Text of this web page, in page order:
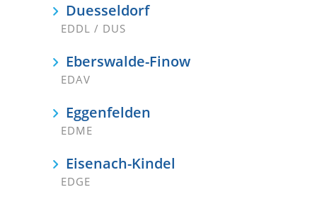
Duesseldorf
EDDL / DUS
Eberswalde-Finow
EDAV
Eggenfelden
EDME
Eisenach-Kindel
EDGE